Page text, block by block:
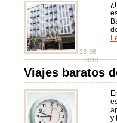
23-08-
2010
Viajes baratos
y